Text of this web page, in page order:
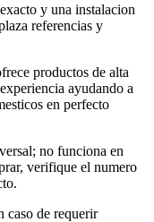
y una instalacion
referencias y
productos de alta
ayudando a
en perfecto
no funciona en
verifique el numero
caso de requerir